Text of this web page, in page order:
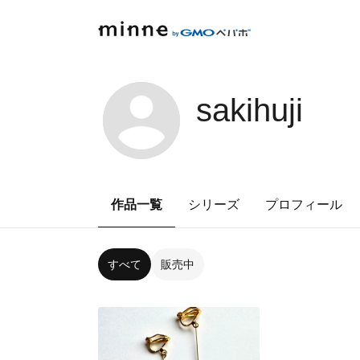
sakihuji
作品一覧 シリーズ プロフィール
すべて 販売中